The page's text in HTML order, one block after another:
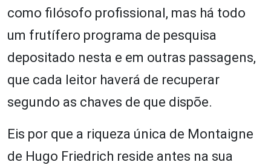
como filósofo profissional, mas há todo
um frutífero programa de pesquisa
depositado nesta e em outras passagens,
que cada leitor haverá de recuperar
segundo as chaves de que dispõe.
Eis por que a riqueza única de Montaigne
de Hugo Friedrich reside antes na sua